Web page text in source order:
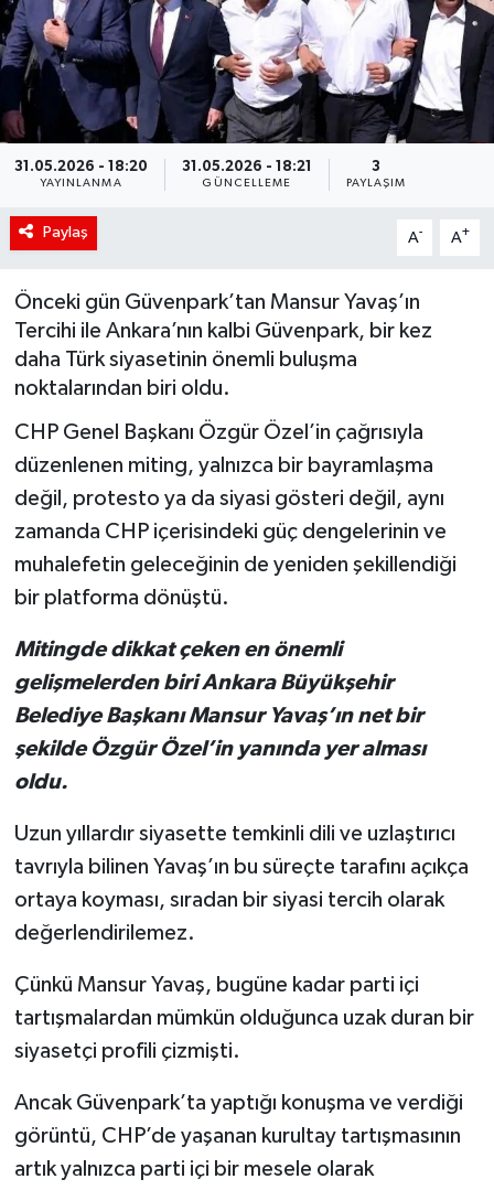
31.05.2026 - 18:20
YAYINLANMA
31.05.2026 - 18:21
GÜNCELLEME
3
PAYLAŞIM
Paylaş A- A+
Önceki gün Güvenpark’tan Mansur Yavaş’ın
Tercihi ile Ankara’nın kalbi Güvenpark, bir kez
daha Türk siyasetinin önemli buluşma
noktalarından biri oldu.
CHP Genel Başkanı Özgür Özel’in çağrısıyla
düzenlenen miting, yalnızca bir bayramlaşma
değil, protesto ya da siyasi gösteri değil, aynı
zamanda CHP içerisindeki güç dengelerinin ve
muhalefetin geleceğinin de yeniden şekillendiği
bir platforma dönüştü.
Mitingde dikkat çeken en önemli
gelişmelerden biri Ankara Büyükşehir
Belediye Başkanı Mansur Yavaş’ın net bir
şekilde Özgür Özel’in yanında yer alması
oldu.
Uzun yıllardır siyasette temkinli dili ve uzlaştırıcı
tavrıyla bilinen Yavaş’ın bu süreçte tarafını açıkça
ortaya koyması, sıradan bir siyasi tercih olarak
değerlendirilemez.
Çünkü Mansur Yavaş, bugüne kadar parti içi
tartışmalardan mümkün olduğunca uzak duran bir
siyasetçi profili çizmişti.
Ancak Güvenpark’ta yaptığı konuşma ve verdiği
görüntü, CHP’de yaşanan kurultay tartışmasının
artık yalnızca parti içi bir mesele olarak
Siyaset
Spor